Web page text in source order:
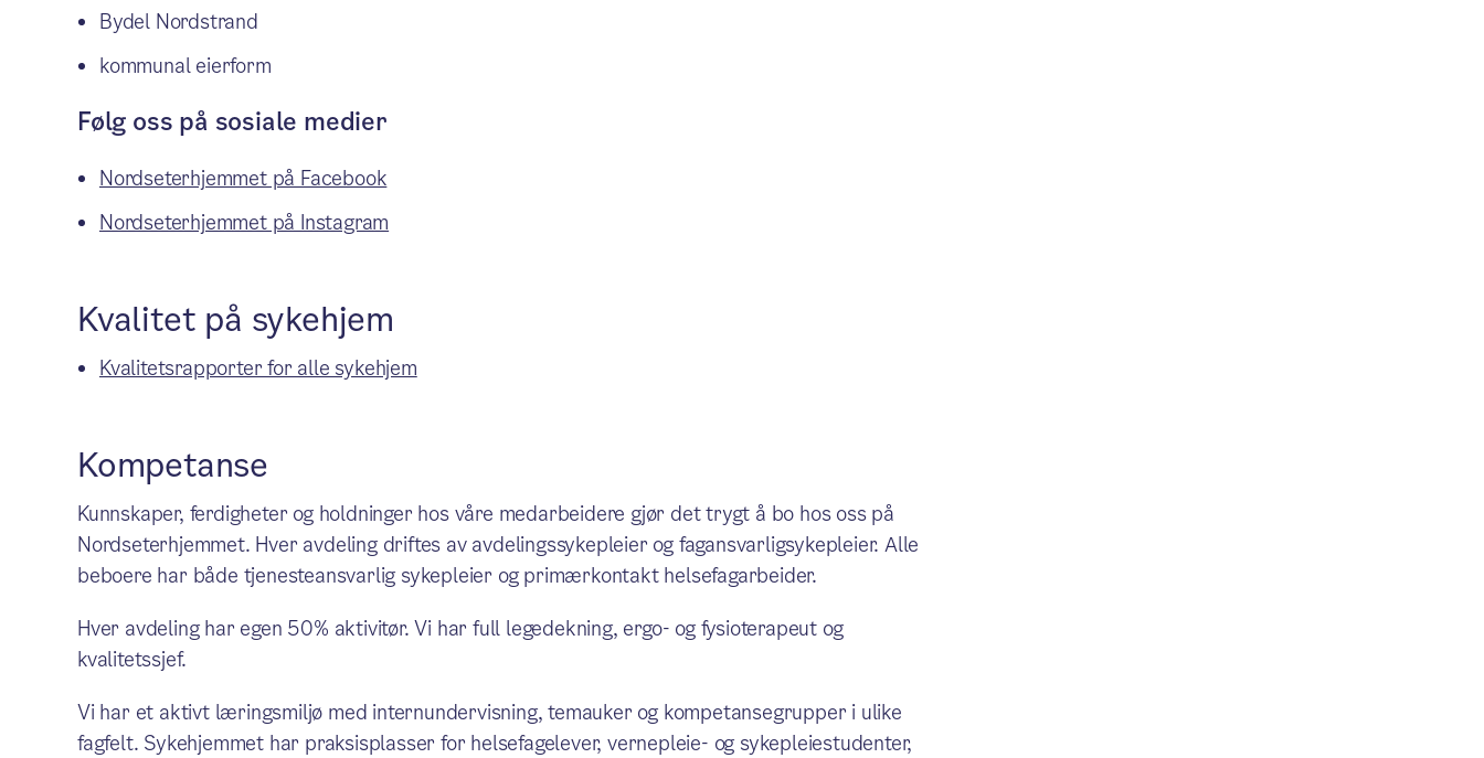
Bydel Nordstrand
kommunal eierform
Følg oss på sosiale medier
Nordseterhjemmet på Facebook
Nordseterhjemmet på Instagram
Kvalitet på sykehjem
Kvalitetsrapporter for alle sykehjem
Kompetanse
Kunnskaper, ferdigheter og holdninger hos våre medarbeidere gjør det trygt å bo hos oss på
Nordseterhjemmet. Hver avdeling driftes av avdelingssykepleier og fagansvarligsykepleier. Alle
beboere har både tjenesteansvarlig sykepleier og primærkontakt helsefagarbeider.
Hver avdeling har egen 50% aktivitør. Vi har full legedekning, ergo- og fysioterapeut og
kvalitetssjef.
Vi har et aktivt læringsmiljø med internundervisning, temauker og kompetansegrupper i ulike
fagfelt. Sykehjemmet har praksisplasser for helsefagelever, vernepleie- og sykepleiestudenter,